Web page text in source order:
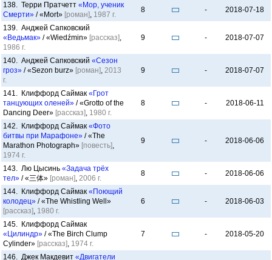
138. Терри Пратчетт «Мор, ученик
Смерти» / «Mort» [роман], 1987 г.
8 - 2018-07-18
139. Анджей Сапковский
«Ведьмак» / «Wiedźmin» [рассказ],
1986 г.
9 - 2018-07-07
140. Анджей Сапковский «Сезон
гроз» / «Sezon burz» [роман], 2013
г.
9 - 2018-07-07
141. Клиффорд Саймак «Грот
танцующих оленей» / «Grotto of the
Dancing Deer» [рассказ], 1980 г.
8 - 2018-06-11
142. Клиффорд Саймак «Фото
битвы при Марафоне» / «The
Marathon Photograph» [повесть],
1974 г.
9 - 2018-06-06
143. Лю Цысинь «Задача трёх
тел» / «三体» [роман], 2006 г.
8 - 2018-06-06
144. Клиффорд Саймак «Поющий
колодец» / «The Whistling Well»
[рассказ], 1980 г.
6 - 2018-06-03
145. Клиффорд Саймак
«Цилиндр» / «The Birch Clump
Cylinder» [рассказ], 1974 г.
7 - 2018-05-20
146. Джек Макдевит «Двигатели